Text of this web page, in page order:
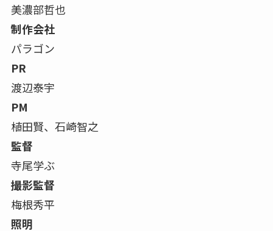
美濃部哲也
制作会社
パラゴン
PR
渡辺泰宇
PM
植田賢、石崎智之
監督
寺尾学ぶ
撮影監督
梅根秀平
照明